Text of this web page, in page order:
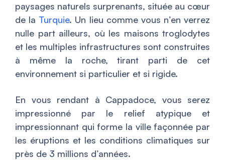
paysages naturels surprenants, située au cœur
de la Turquie. Un lieu comme vous n’en verrez
nulle part ailleurs, où les maisons troglodytes
et les multiples infrastructures sont construites
à même la roche, tirant parti de cet
environnement si particulier et si rigide.
En vous rendant à Cappadoce, vous serez
impressionné par le relief atypique et
impressionnant qui forme la ville façonnée par
les éruptions et les conditions climatiques sur
près de 3 millions d’années.